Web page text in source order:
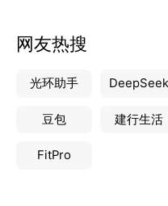
3、作文批改/拍照搜题/
【全程伴学 家长安心】
2、「析学练测评」等
网友热搜
光环助手 DeepSeek
豆包 建行生活
FitPro